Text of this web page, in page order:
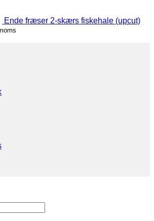
Ende fræser 2-skærs fiskehale (upcut)